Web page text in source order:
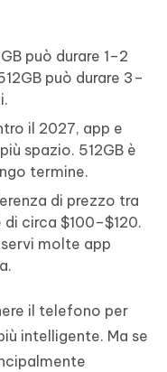
può durare 1–2
può durare 3–
il 2027, app e
spazio. 512GB è
termine.
di prezzo tra
di circa $100–$120.
molte app
il telefono per
intelligente. Ma se